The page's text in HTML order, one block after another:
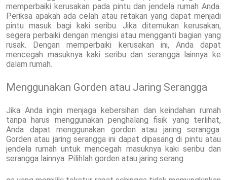
memperbaiki kerusakan pada pintu dan jendela rumah Anda.
Periksa apakah ada celah atau retakan yang dapat menjadi
pintu masuk bagi kaki seribu. Jika ditemukan kerusakan,
segera perbaiki dengan mengisi atau mengganti bagian yang
rusak. Dengan memperbaiki kerusakan ini, Anda dapat
mencegah masuknya kaki seribu dan serangga lainnya ke
dalam rumah.
Menggunakan Gorden atau Jaring Serangga
Jika Anda ingin menjaga kebersihan dan keindahan rumah
tanpa harus menggunakan penghalang fisik yang terlihat,
Anda dapat menggunakan gorden atau jaring serangga.
Gorden atau jaring serangga ini dapat dipasang di pintu atau
jendela rumah untuk mencegah masuknya kaki seribu dan
serangga lainnya. Pilihlah gorden atau jaring serang